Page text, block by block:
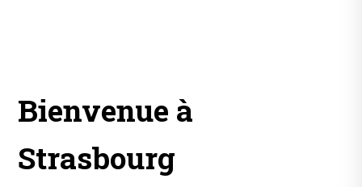
Bienvenue à
Strasbourg